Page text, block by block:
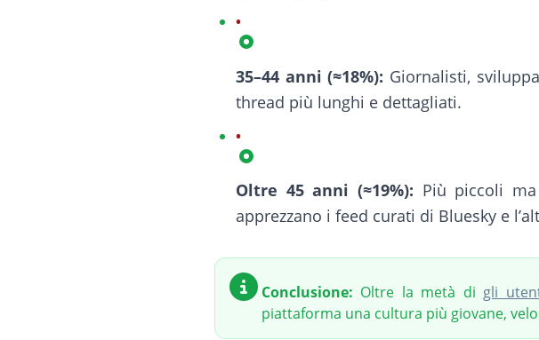
35–44 anni (≈18%): Giornalisti,
thread più lunghi e dettagliati.
Oltre 45 anni (≈19%): Più piccoli
apprezzano i feed curati di Bluesky e
Conclusione: Oltre la metà di gli
piattaforma una cultura più giovane,